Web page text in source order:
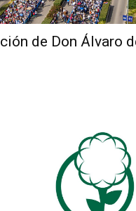
de Don Álvaro